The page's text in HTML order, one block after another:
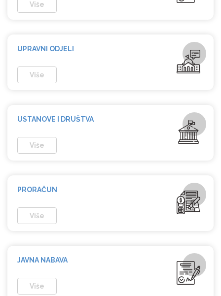
Više
UPRAVNI ODJELI
Više
USTANOVE I DRUŠTVA
Više
PRORAČUN
Više
JAVNA NABAVA
Više